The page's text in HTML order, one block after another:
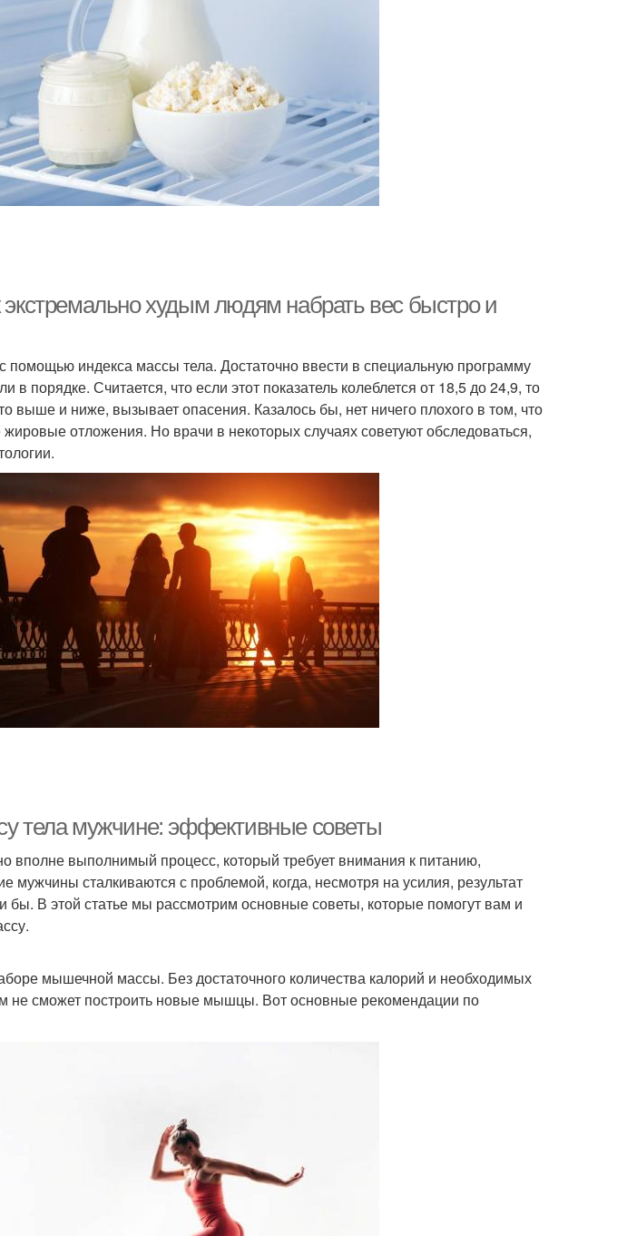
экстремально худым людям набрать вес быстро и
помощью индекса массы тела. Достаточно ввести в специальную программу
в порядке. Считается, что если этот показатель колеблется от 18,5 до 24,9, то
выше и ниже, вызывает опасения. Казалось бы, нет ничего плохого в том, что
отложения. Но врачи в некоторых случаях советуют обследоваться,
тела мужчине: эффективные советы
вполне выполнимый процесс, который требует внимания к питанию,
мужчины сталкиваются с проблемой, когда, несмотря на усилия, результат
бы. В этой статье мы рассмотрим основные советы, которые помогут вам и
мышечной массы. Без достаточного количества калорий и необходимых
не сможет построить новые мышцы. Вот основные рекомендации по